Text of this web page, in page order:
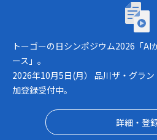
トーゴーの日シンポジ
トーゴーの日シンポジウム2026「AI
ース」。
2026年10月5日(月） 品川ザ・グラ
加登録受付中。
詳細・登